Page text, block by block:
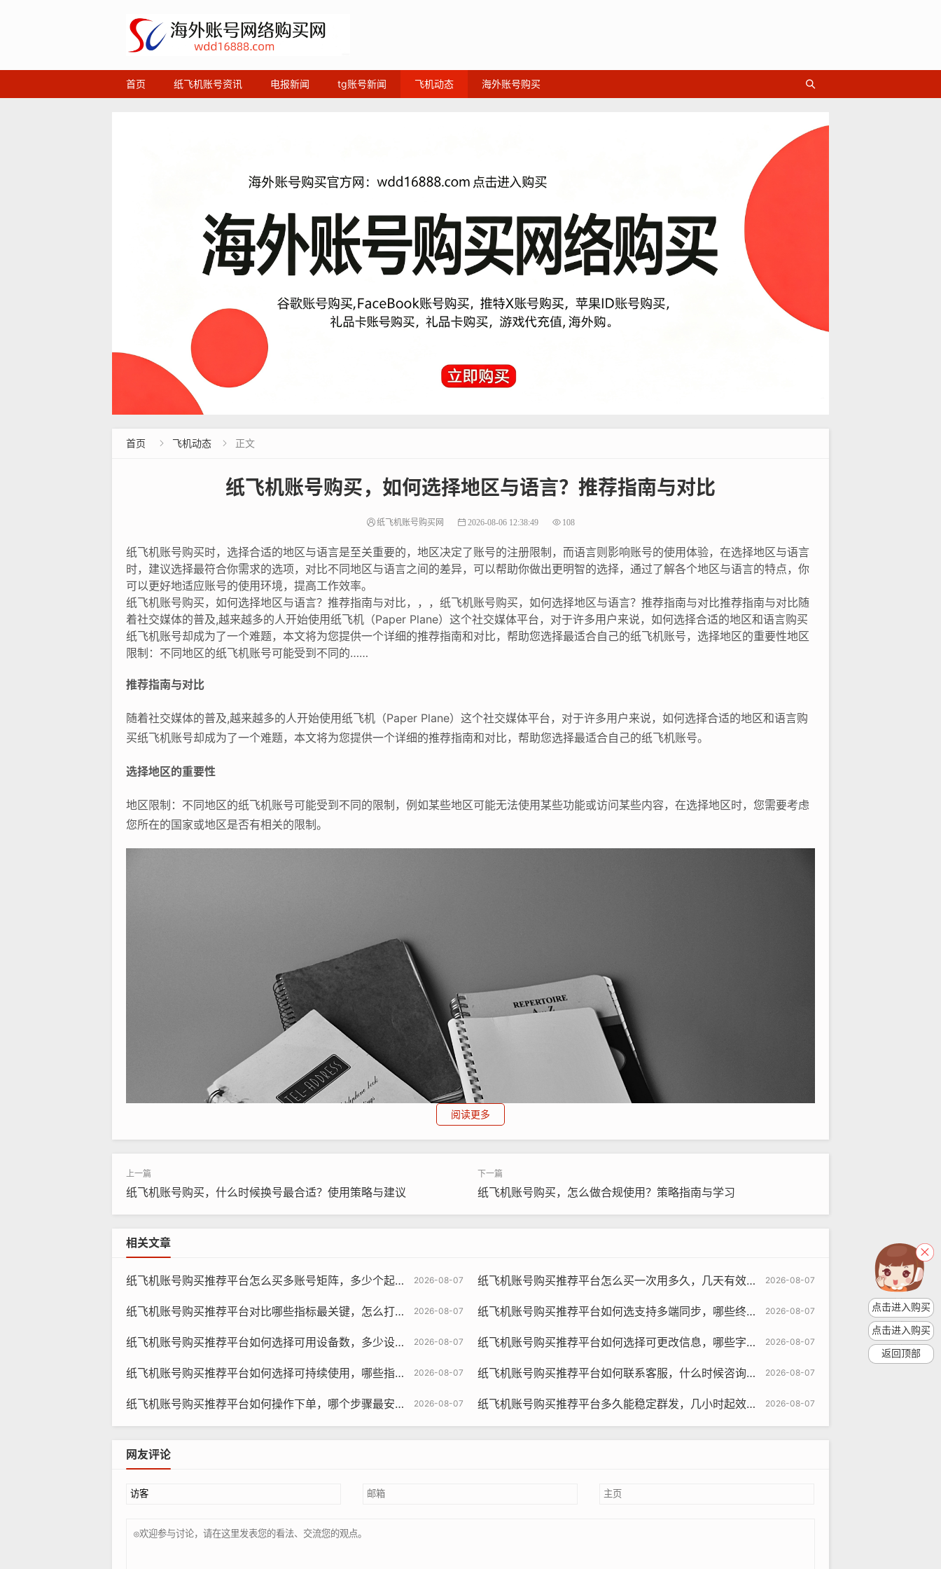
首页 纸飞机账号资讯 电报新闻 tg账号新闻 飞机动态 海外账号购买
首页  飞机动态  正文
纸飞机账号购买，如何选择地区与语言？推荐指南与对比
纸飞机账号购买网 2026-08-06 12:38:49 108
纸飞机账号购买时，选择合适的地区与语言是至关重要的，地区决定了账号的注册限制，而语言则影响账号的使用体验，在选择地区与语言
时，建议选择最符合你需求的选项，对比不同地区与语言之间的差异，可以帮助你做出更明智的选择，通过了解各个地区与语言的特点，你
可以更好地适应账号的使用环境，提高工作效率。
纸飞机账号购买，如何选择地区与语言？推荐指南与对比，，，纸飞机账号购买，如何选择地区与语言？推荐指南与对比推荐指南与对比随
着社交媒体的普及,越来越多的人开始使用纸飞机（Paper Plane）这个社交媒体平台，对于许多用户来说，如何选择合适的地区和语言购买
纸飞机账号却成为了一个难题，本文将为您提供一个详细的推荐指南和对比，帮助您选择最适合自己的纸飞机账号，选择地区的重要性地区
限制：不同地区的纸飞机账号可能受到不同的……
推荐指南与对比
随着社交媒体的普及,越来越多的人开始使用纸飞机（Paper Plane）这个社交媒体平台，对于许多用户来说，如何选择合适的地区和语言购
买纸飞机账号却成为了一个难题，本文将为您提供一个详细的推荐指南和对比，帮助您选择最适合自己的纸飞机账号。
选择地区的重要性
地区限制：不同地区的纸飞机账号可能受到不同的限制，例如某些地区可能无法使用某些功能或访问某些内容，在选择地区时，您需要考虑
您所在的国家或地区是否有相关的限制。
纸飞机账号购买, 在线购买tg账号, 电报聊天账号购买,wdd16888.com
文化背景：选择与您所在地区相符的地区可以更好地了解和融入当地的文化背景，这对于提高您的社交体验和建立有意义的人际关系非常重
要。
时差影响：选择与您所在地区相近的地区可以减少时差对交流的影响，使您能够更有效地与当地用户进行沟通。
阅读更多
纸飞机账号购买，什么时候换号最合适？使用策略与建议 纸飞机账号购买，怎么做合规使用？策略指南与学习
相关文章
2026-08-07
纸飞机账号购买推荐平台怎么买多账号矩阵，多少个起步与策略方法指南 2026-08-07
纸飞机账号购买推荐平台怎么买一次用多久，几天有效怎么规划与使用提示
2026-08-07
纸飞机账号购买推荐平台对比哪些指标最关键，怎么打分与为什么这样评测指南 2026-08-07
纸飞机账号购买推荐平台如何选支持多端同步，哪些终端可用与使用引导教程
2026-08-07
纸飞机账号购买推荐平台如何选择可用设备数，多少设备更合适与为何限制存在指南 2026-08-07
纸飞机账号购买推荐平台如何选择可更改信息，哪些字段允许与怎么操作引导
2026-08-07
纸飞机账号购买推荐平台如何选择可持续使用，哪些指标决定寿命与评测指南 2026-08-07
纸飞机账号购买推荐平台如何联系客服，什么时候咨询最有效与怎么提问方法
2026-08-07
纸飞机账号购买推荐平台如何操作下单，哪个步骤最安全使用引导与方法清单 2026-08-07
纸飞机账号购买推荐平台多久能稳定群发，几小时起效与使用提示方法
网友评论
点击进入购买
点击进入购买
返回顶部